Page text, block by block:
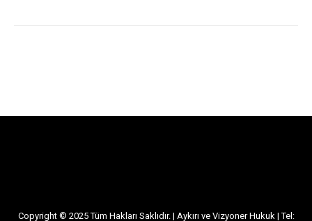
Copyright © 2025 Tüm Hakları Saklıdır. | Aykırı ve Vizyoner Hukuk | Tel: